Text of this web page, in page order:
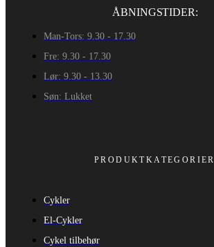
ÅBNINGSTIDER:
Man-Tors: 9.30 - 17.30
Fre: 9.30 - 17.30
Lør: 9.30 - 13.30
Søn: Lukket
PRODUKTKATEGORIER
Cykler
El-Cykler
Cykel tilbehør